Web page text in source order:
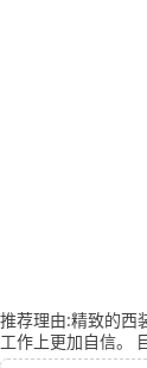
推荐理由:精致的西
工作上更加自信。